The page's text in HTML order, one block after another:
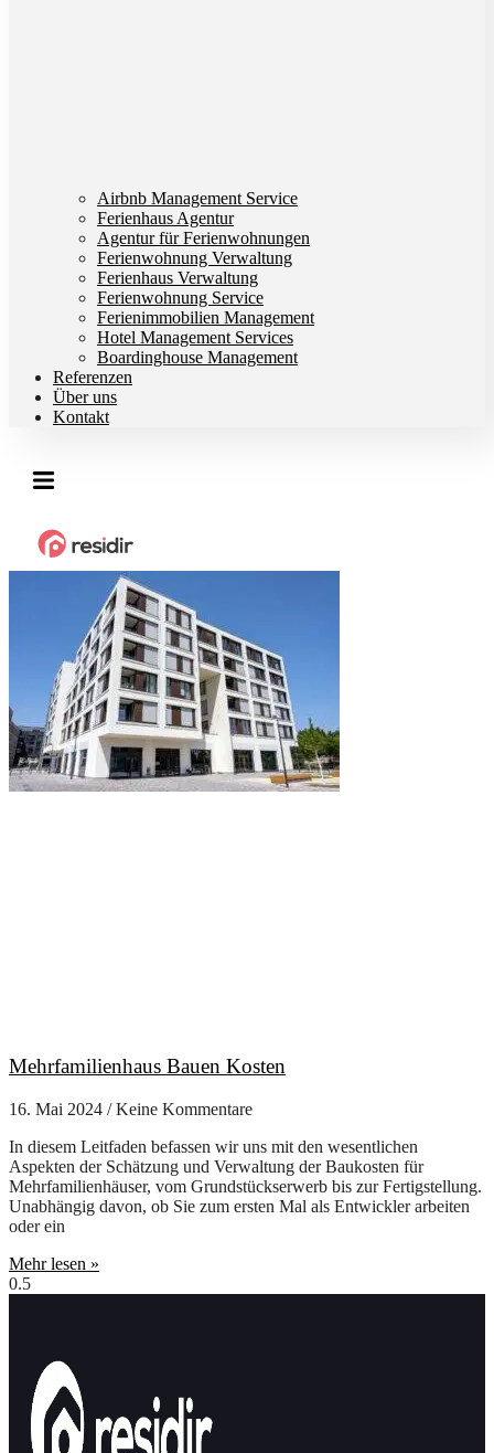
Airbnb Management Service
Ferienhaus Agentur
Agentur für Ferienwohnungen
Ferienwohnung Verwaltung
Ferienhaus Verwaltung
Ferienwohnung Service
Ferienimmobilien Management
Hotel Management Services
Boardinghouse Management
Referenzen
Über uns
Kontakt
Mehrfamilienhaus Bauen Kosten
16. Mai 2024 Keine Kommentare
In diesem Leitfaden befassen wir uns mit den wesentlichen
Aspekten der Schätzung und Verwaltung der Baukosten für
Mehrfamilienhäuser, vom Grundstückserwerb bis zur Fertigstellung.
Unabhängig davon, ob Sie zum ersten Mal als Entwickler arbeiten
oder ein
Mehr lesen »